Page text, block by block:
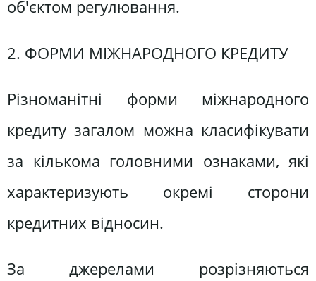
об'єктом регулювання.
2. ФОРМИ МІЖНАРОДНОГО КРЕДИТУ
Різноманітні форми міжнародного
кредиту загалом можна класифікувати
за кількома головними ознаками, які
характеризують окремі сторони
кредитних відносин.
За джерелами розрізняються